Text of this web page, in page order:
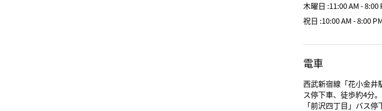
木曜日 :11:00 AM - 8:00
祝日 :10:00 AM - 8:00
電車
西武新宿線「花小金井
ス停下車、徒歩約4分
「前沢四丁目」バス停